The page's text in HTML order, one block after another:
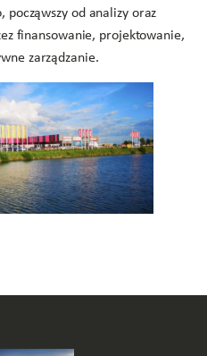
począwszy od analizy oraz
finansowanie, projektowanie,
zarządzanie.